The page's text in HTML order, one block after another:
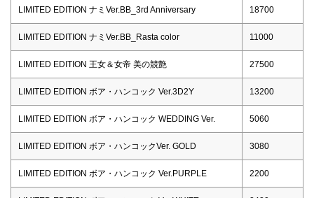
LIMITED EDITION ナミVer.BB_3rd Anniversary 18700
LIMITED EDITION ナミVer.BB_Rasta color 11000
LIMITED EDITION 王女＆女帝 美の競艶 27500
LIMITED EDITION ボア・ハンコック Ver.3D2Y 13200
LIMITED EDITION ボア・ハンコック WEDDING Ver. 5060
LIMITED EDITION ボア・ハンコックVer. GOLD 3080
LIMITED EDITION ボア・ハンコック Ver.PURPLE 2200